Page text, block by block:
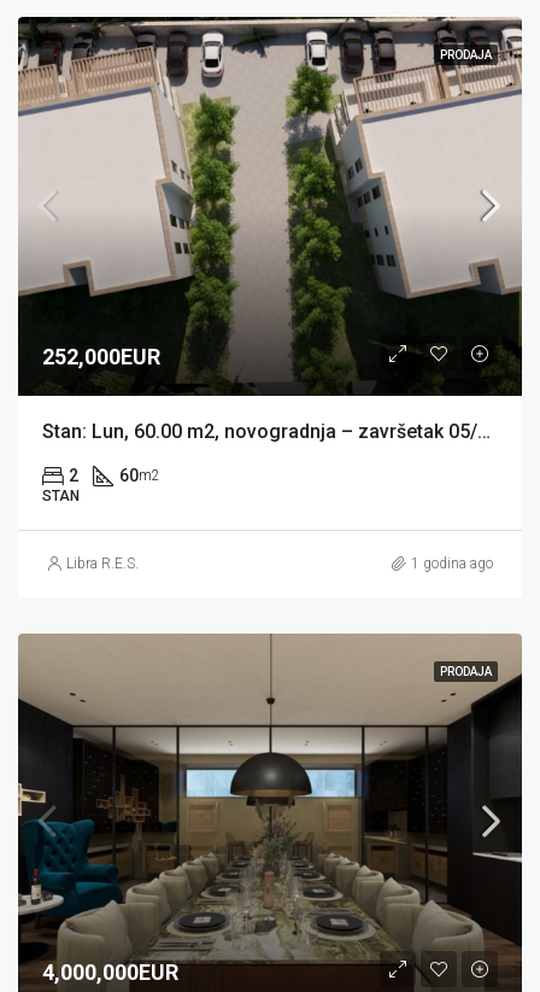
PRODAJA
252,000EUR
Stan: Lun, 60.00 m2, novogradnja – završetak 05/2026 (prodaja)
2 60m2
STAN
Libra R.E.S. 1 godina ago
PRODAJA
4,000,000EUR